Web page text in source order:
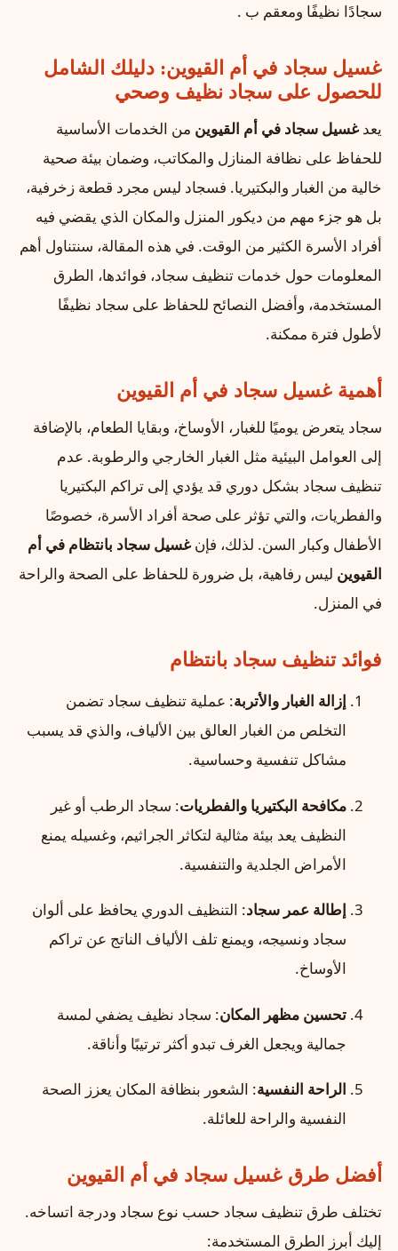
سجادًا نظيفًا ومعقم ب .
غسيل سجاد في أم القيوين: دليلك الشامل
للحصول على سجاد نظيف وصحي
يعدغسيل سجاد في أم القيوين من الخدمات الأساسية
للحفاظ على نظافة المنازل والمكاتب، وضمان بيئة صحية
خالية من الغبار والبكتيريا. فسجاد ليس مجرد قطعة زخرفية،
بل هو جزء مهم من ديكور المنزل والمكان الذي يقضي فيه
أفراد الأسرة الكثير من الوقت. في هذه المقالة، سنتناول أهم
المعلومات حول خدمات تنظيف سجاد، فوائدها، الطرق
المستخدمة، وأفضل النصائح للحفاظ على سجاد نظيفًا
لأطول فترة ممكنة.
أهمية غسيل سجاد في أم القيوين
سجاد يتعرض يوميًا للغبار، الأوساخ، وبقايا الطعام، بالإضافة
إلى العوامل البيئية مثل الغبار الخارجي والرطوبة. عدم
تنظيف سجاد بشكل دوري قد يؤدي إلى تراكم البكتيريا
والفطريات، والتي تؤثر على صحة أفراد الأسرة، خصوصًا
الأطفال وكبار السن. لذلك، فإنغسيل سجاد بانتظام في أم
القيوين ليس رفاهية، بل ضرورة للحفاظ على الصحة والراحة
في المنزل.
فوائد تنظيف سجاد بانتظام
إزالة الغبار والأتربة: عملية تنظيف سجاد تضمن
التخلص من الغبار العالق بين الألياف، والذي قد يسبب
مشاكل تنفسية وحساسية.
مكافحة البكتيريا والفطريات: سجاد الرطب أو غير
النظيف يعد بيئة مثالية لتكاثر الجراثيم، وغسيله يمنع
الأمراض الجلدية والتنفسية.
إطالة عمر سجاد: التنظيف الدوري يحافظ على ألوان
سجاد ونسيجه، ويمنع تلف الألياف الناتج عن تراكم
الأوساخ.
تحسين مظهر المكان: سجاد نظيف يضفي لمسة
جمالية ويجعل الغرف تبدو أكثر ترتيبًا وأناقة.
الراحة النفسية: الشعور بنظافة المكان يعزز الصحة
النفسية والراحة للعائلة.
أفضل طرق غسيل سجاد في أم القيوين
تختلف طرق تنظيف سجاد حسب نوع سجاد ودرجة اتساخه.
إليك أبرز الطرق المستخدمة: